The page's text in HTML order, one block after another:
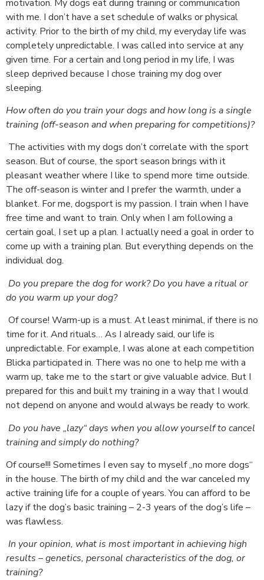
motivation. My dogs eat during training or communication
with me. I don’t have a set schedule of walks or physical
activity. Prior to the birth of my child, my everyday life was
completely unpredictable. I was called into service at any
given time. For a certain and long period in my life, I was
sleep deprived because I chose training my dog over
sleeping.
How often do you train your dogs and how long is a single
training (off-season and when preparing for competitions)?
The activities with my dogs don’t correlate with the sport
season. But of course, the sport season brings with it
pleasant weather where I like to spend more time outside.
The off-season is winter and I prefer the warmth, under a
blanket. For me, dogsport is my passion. I train when I have
free time and want to train. Only when I am following a
certain goal, I set up a plan. I actually need a goal in order to
come up with a training plan. But everything depends on the
individual dog.
Do you prepare the dog for work? Do you have a ritual or
do you warm up your dog?
Of course! Warm-up is a must. At least minimal, if there is no
time for it. And rituals… As I already said, our life is
unpredictable. For example, I was alone at each competition
Blicka participated in. There was no one to help me with a
warm up, take me to the start or give valuable advice. But I
prepared for this and built my training in a way that I would
not depend on anyone and would always be ready to work.
Do you have „lazy“ days when you allow yourself to cancel
training and simply do nothing?
Of course!!! Sometimes I even say to myself „no more dogs“
in the house. The birth of my child and the war canceled my
active training life for a couple of years. You can afford to be
lazy if the dog’s basic training – 2-3 years of the dog’s life –
was flawless.
In your opinion, what is most important in achieving high
results – genetics, personal characteristics of the dog, or
training?